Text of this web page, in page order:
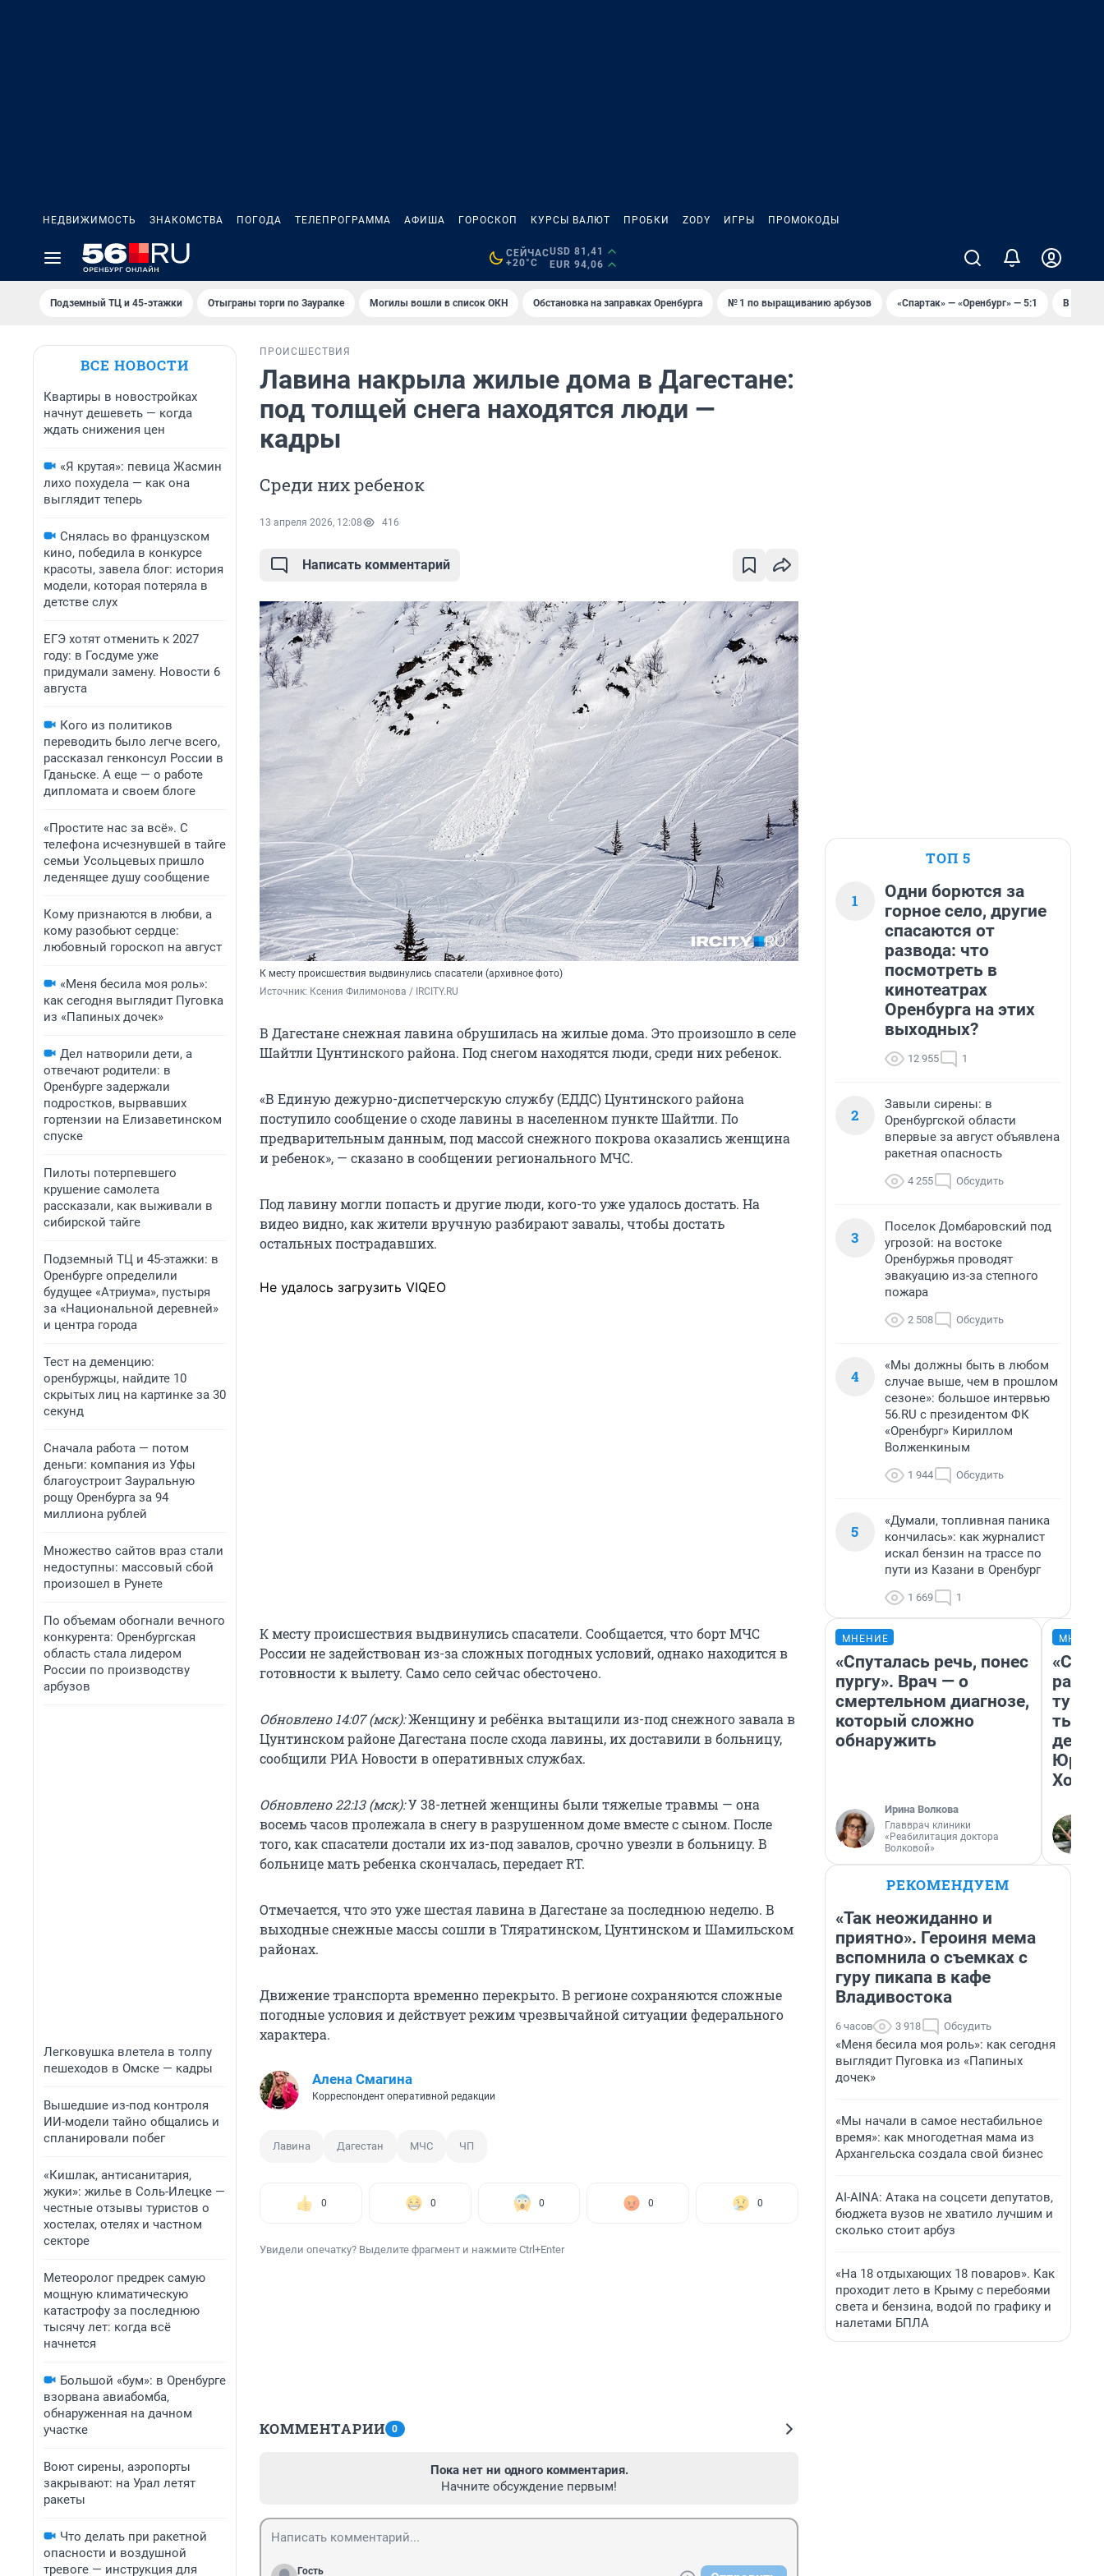
НЕДВИЖИМОСТЬ ЗНАКОМСТВА ПОГОДА ТЕЛЕПРОГРАММА АФИША ГОРОСКОП КУРСЫ ВАЛЮТ ПРОБКИ ZODY ИГРЫ ПРОМОКОДЫ
СЕЙЧАС
+20°C
USD 81,41
EUR 94,06
Подземный ТЦ и 45-этажки Отыграны торги по Зауралке Могилы вошли в список ОКН Обстановка на заправках Оренбурга № 1 по выращиванию арбузов «Спартак» — «Оренбург» — 5:1 В
ВСЕ НОВОСТИ
Квартиры в новостройках
начнут дешеветь — когда
ждать снижения цен
«Я крутая»: певица Жасмин
лихо похудела — как она
выглядит теперь
Снялась во французском
кино, победила в конкурсе
красоты, завела блог: история
модели, которая потеряла в
детстве слух
ЕГЭ хотят отменить к 2027
году: в Госдуме уже
придумали замену. Новости 6
августа
Кого из политиков
переводить было легче всего,
рассказал генконсул России в
Гданьске. А еще — о работе
дипломата и своем блоге
«Простите нас за всё». С
телефона исчезнувшей в тайге
семьи Усольцевых пришло
леденящее душу сообщение
Кому признаются в любви, а
кому разобьют сердце:
любовный гороскоп на август
«Меня бесила моя роль»:
как сегодня выглядит Пуговка
из «Папиных дочек»
Дел натворили дети, а
отвечают родители: в
Оренбурге задержали
подростков, вырвавших
гортензии на Елизаветинском
спуске
Пилоты потерпевшего
крушение самолета
рассказали, как выживали в
сибирской тайге
Подземный ТЦ и 45-этажки: в
Оренбурге определили
будущее «Атриума», пустыря
за «Национальной деревней»
и центра города
Тест на деменцию:
оренбуржцы, найдите 10
скрытых лиц на картинке за 30
секунд
Сначала работа — потом
деньги: компания из Уфы
благоустроит Зауральную
рощу Оренбурга за 94
миллиона рублей
Множество сайтов враз стали
недоступны: массовый сбой
произошел в Рунете
По объемам обогнали вечного
конкурента: Оренбургская
область стала лидером
России по производству
арбузов
Легковушка влетела в толпу
пешеходов в Омске — кадры
Вышедшие из-под контроля
ИИ-модели тайно общались и
спланировали побег
«Кишлак, антисанитария,
жуки»: жилье в Соль-Илецке —
честные отзывы туристов о
хостелах, отелях и частном
секторе
Метеоролог предрек самую
мощную климатическую
катастрофу за последнюю
тысячу лет: когда всё
начнется
Большой «бум»: в Оренбурге
взорвана авиабомба,
обнаруженная на дачном
участке
Воют сирены, аэропорты
закрывают: на Урал летят
ракеты
Что делать при ракетной
опасности и воздушной
тревоге — инструкция для
ПРОИСШЕСТВИЯ
Лавина накрыла жилые дома в Дагестане:
под толщей снега находятся люди —
кадры
Среди них ребенок
13 апреля 2026, 12:08 416
Написать комментарий
К месту происшествия выдвинулись спасатели (архивное фото)
Источник: Ксения Филимонова / IRCITY.RU
В Дагестане снежная лавина обрушилась на жилые дома. Это произошло в селе
Шайтли Цунтинского района. Под снегом находятся люди, среди них ребенок.
«В Единую дежурно-диспетчерскую службу (ЕДДС) Цунтинского района
поступило сообщение о сходе лавины в населенном пункте Шайтли. По
предварительным данным, под массой снежного покрова оказались женщина
и ребенок», — сказано в сообщении регионального МЧС.
Под лавину могли попасть и другие люди, кого-то уже удалось достать. На
видео видно, как жители вручную разбирают завалы, чтобы достать
остальных пострадавших.
Не удалось загрузить VIQEO
К месту происшествия выдвинулись спасатели. Сообщается, что борт МЧС
России не задействован из-за сложных погодных условий, однако находится в
готовности к вылету. Само село сейчас обесточено.
Обновлено 14:07 (мск):Женщину и ребёнка вытащили из-под снежного завала в
Цунтинском районе Дагестана после схода лавины, их доставили в больницу,
сообщили РИА Новости в оперативных службах.
Обновлено 22:13 (мск):У 38-летней женщины были тяжелые травмы — она
восемь часов пролежала в снегу в разрушенном доме вместе с сыном. После
того, как спасатели достали их из-под завалов, срочно увезли в больницу. В
больнице мать ребенка скончалась, передает RT.
Отмечается, что это уже шестая лавина в Дагестане за последнюю неделю. В
выходные снежные массы сошли в Тляратинском, Цунтинском и Шамильском
районах.
Движение транспорта временно перекрыто. В регионе сохраняются сложные
погодные условия и действует режим чрезвычайной ситуации федерального
характера.
Алена Смагина
Корреспондент оперативной редакции
Лавина Дагестан МЧС ЧП
0 0 0 0 0
Увидели опечатку? Выделите фрагмент и нажмите Ctrl+Enter
КОММЕНТАРИИ 0
Пока нет ни одного комментария.
Начните обсуждение первым!
Гость
ТОП 5
1
Одни борются за
горное село, другие
спасаются от
развода: что
посмотреть в
кинотеатрах
Оренбурга на этих
выходных?
12 955 1
2
Завыли сирены: в
Оренбургской области
впервые за август объявлена
ракетная опасность
4 255 Обсудить
3
Поселок Домбаровский под
угрозой: на востоке
Оренбуржья проводят
эвакуацию из-за степного
пожара
2 508 Обсудить
4
«Мы должны быть в любом
случае выше, чем в прошлом
сезоне»: большое интервью
56.RU с президентом ФК
«Оренбург» Кириллом
Волженкиным
1 944 Обсудить
5
«Думали, топливная паника
кончилась»: как журналист
искал бензин на трассе по
пути из Казани в Оренбург
1 669 1
МНЕНИЕ
«Спуталась речь, понес
пургу». Врач — о
смертельном диагнозе,
который сложно
обнаружить
Ирина Волкова
Главврач клиники
«Реабилитация доктора
Волковой»
день
РЕКОМЕНДУЕМ
«Так неожиданно и
приятно». Героиня мема
вспомнила о съемках с
гуру пикапа в кафе
Владивостока
6 часов 3 918 Обсудить
«Меня бесила моя роль»: как сегодня
выглядит Пуговка из «Папиных
дочек»
«Мы начали в самое нестабильное
время»: как многодетная мама из
Архангельска создала свой бизнес
AI-AINA: Атака на соцсети депутатов,
бюджета вузов не хватило лучшим и
сколько стоит арбуз
«На 18 отдыхающих 18 поваров». Как
проходит лето в Крыму с перебоями
света и бензина, водой по графику и
налетами БПЛА